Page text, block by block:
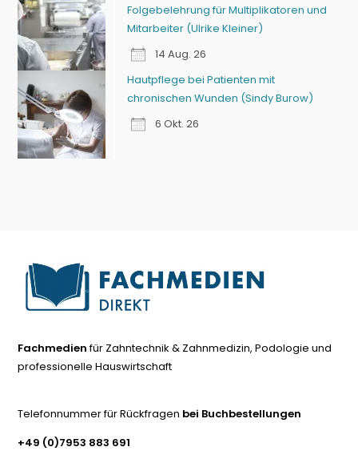
Folgebelehrung für Multiplikatoren und
Mitarbeiter (Ulrike Kleiner)
14 Aug. 26
Hautpflege bei Patienten mit
chronischen Wunden (Sindy Burow)
6 Okt. 26
Fachmedienfür Zahntechnik & Zahnmedizin, Podologie und
professionelle Hauswirtschaft
Telefonnummer für Rückfragen bei Buchbestellungen
+49 (0)7953 883 691